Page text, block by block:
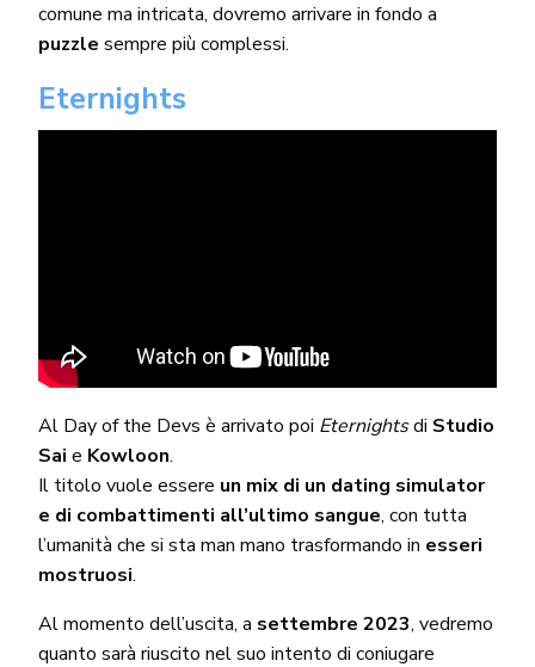
comune ma intricata, dovremo arrivare in fondo a
puzzle sempre più complessi.
Eternights
Al Day of the Devs è arrivato poi Eternightsdi Studio
Sai e Kowloon.
Il titolo vuole essere un mix di un dating simulator
e di combattimenti all’ultimo sangue, con tutta
l’umanità che si sta man mano trasformando in esseri
mostruosi.
Al momento dell’uscita, a settembre 2023, vedremo
quanto sarà riuscito nel suo intento di coniugare